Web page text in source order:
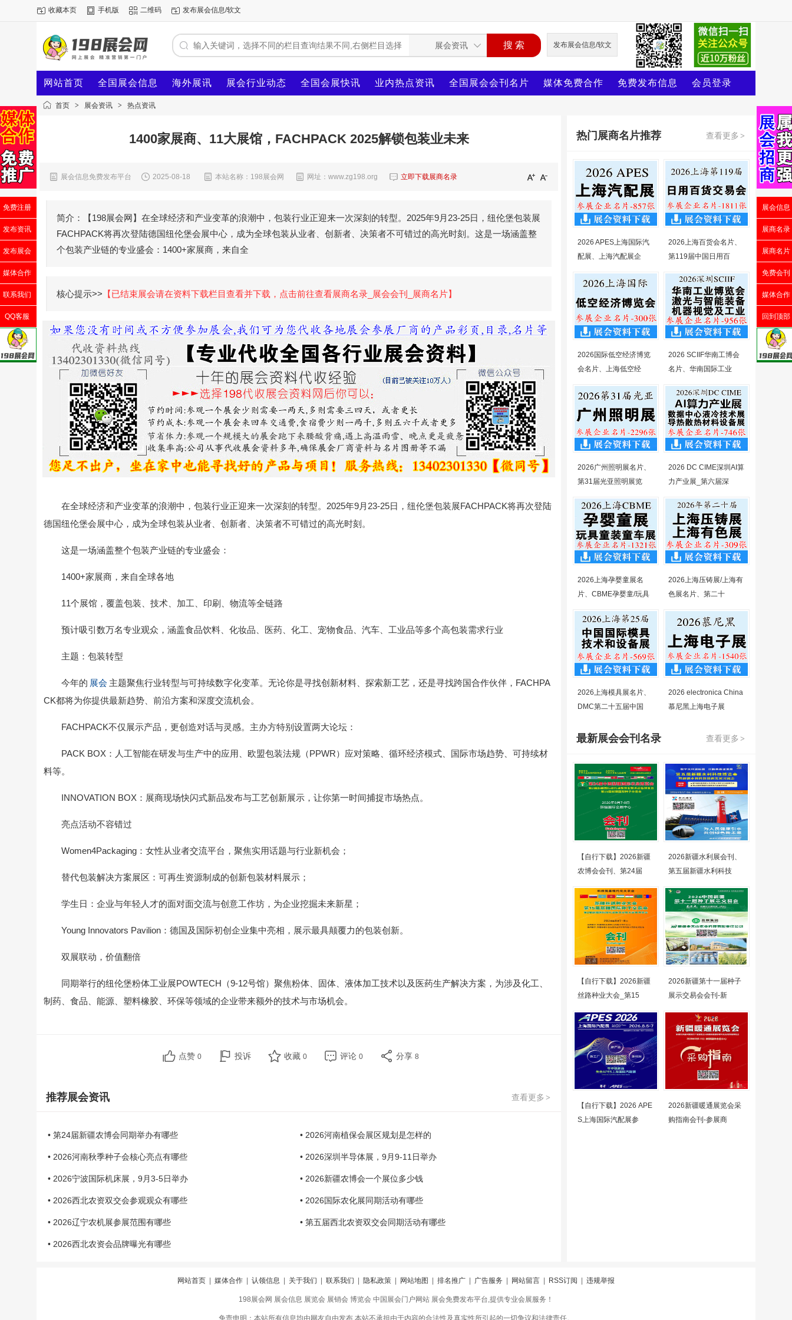
收藏本页 手机版 二维码 发布展会信息/软文
发布展会信息/软文
网站首页 全国展会信息 海外展讯 展会行业动态 全国会展快讯 业内热点资讯 全国展会会刊名片 媒体免费合作 免费发布信息 会员登录
首页 > 展会资讯 > 热点资讯
1400家展商、11大展馆，FACHPACK 2025解锁包装业未来
展会信息免费发布平台 2025-08-18 本站名称：198展会网 网址：www.zg198.org 立即下载展商名录
简介：【198展会网】在全球经济和产业变革的浪潮中，包装行业正迎来一次深刻的转型。2025年9月23-25日，纽伦堡包装展
FACHPACK将再次登陆德国纽伦堡会展中心，成为全球包装从业者、创新者、决策者不可错过的高光时刻。这是一场涵盖整
个包装产业链的专业盛会：1400+家展商，来自全
核心提示>> 【已结束展会请在资料下载栏目查看并下载，点击前往查看展商名录_展会会刊_展商名片】
在全球经济和产业变革的浪潮中，包装行业正迎来一次深刻的转型。2025年9月23-25日，纽伦堡包装展FACHPACK将再次登陆
德国纽伦堡会展中心，成为全球包装从业者、创新者、决策者不可错过的高光时刻。
这是一场涵盖整个包装产业链的专业盛会：
1400+家展商，来自全球各地
11个展馆，覆盖包装、技术、加工、印刷、物流等全链路
预计吸引数万名专业观众，涵盖食品饮料、化妆品、医药、化工、宠物食品、汽车、工业品等多个高包装需求行业
主题：包装转型
今年的 展会 主题聚焦行业转型与可持续数字化变革。无论你是寻找创新材料、探索新工艺，还是寻找跨国合作伙伴，FACHPA
CK都将为你提供最新趋势、前沿方案和深度交流机会。
FACHPACK不仅展示产品，更创造对话与灵感。主办方特别设置两大论坛：
PACK BOX：人工智能在研发与生产中的应用、欧盟包装法规（PPWR）应对策略、循环经济模式、国际市场趋势、可持续材
料等。
INNOVATION BOX：展商现场快闪式新品发布与工艺创新展示，让你第一时间捕捉市场热点。
亮点活动不容错过
Women4Packaging：女性从业者交流平台，聚焦实用话题与行业新机会；
替代包装解决方案展区：可再生资源制成的创新包装材料展示；
学生日：企业与年轻人才的面对面交流与创意工作坊，为企业挖掘未来新星；
Young Innovators Pavilion：德国及国际初创企业集中亮相，展示最具颠覆力的包装创新。
双展联动，价值翻倍
同期举行的纽伦堡粉体工业展POWTECH（9-12号馆）聚焦粉体、固体、液体加工技术以及医药生产解决方案，为涉及化工、
制药、食品、能源、塑料橡胶、环保等领域的企业带来额外的技术与市场机会。
点赞 0 投诉 收藏 0 评论 0 分享 8
查看更多 >
推荐展会资讯
• 第24届新疆农博会同期举办有哪些 • 2026河南植保会展区规划是怎样的
• 2026河南秋季种子会核心亮点有哪些 • 2026深圳半导体展，9月9-11日举办
• 2026宁波国际机床展，9月3-5日举办 • 2026新疆农博会一个展位多少钱
• 2026西北农资双交会参观观众有哪些 • 2026国际农化展同期活动有哪些
• 2026辽宁农机展参展范围有哪些 • 第五届西北农资双交会同期活动有哪些
• 2026西北农资会品牌曝光有哪些
查看更多 >
热门展商名片推荐
2026 APES上海国际汽
配展、上海汽配展企
2026上海百货会名片、
第119届中国日用百
2026国际低空经济博览
会名片、上海低空经
2026 SCIIF华南工博会
名片、华南国际工业
2026广州照明展名片、
第31届光亚照明展览
2026 DC CIME深圳AI算
力产业展_第六届深
2026上海孕婴童展名
片、CBME孕婴童/玩具
2026上海压铸展/上海有
色展名片、第二十
2026上海模具展名片、
DMC第二十五届中国
2026 electronica China
慕尼黑上海电子展
查看更多 >
最新展会会刊名录
【自行下载】2026新疆
农博会会刊、第24届
2026新疆水利展会刊、
第五届新疆水利科技
【自行下载】2026新疆
丝路种业大会_第15
2026新疆第十一届种子
展示交易会会刊-新
【自行下载】2026 APE
S上海国际汽配展参
2026新疆暖通展览会采
购指南会刊-参展商
网站首页 媒体合作 认领信息 关于我们 联系我们 隐私政策 网站地图 排名推广 广告服务 网站留言 RSS订阅 违规举报
198展会网 展会信息 展览会 展销会 博览会 中国展会门户网站 展会免费发布平台,提供专业会展服务！
免责申明：本站所有信息均由网友自由发布,本站不承担由于内容的合法性及真实性所引起的一切争议和法律责任。
免费注册
发布资讯
发布展会
媒体合作
联系我们
QQ客服
展会信息
展商名录
展商名片
免费会刊
媒体合作
回到顶部